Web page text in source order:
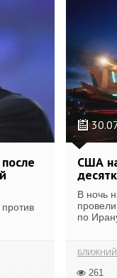
США
В ночь
по
261